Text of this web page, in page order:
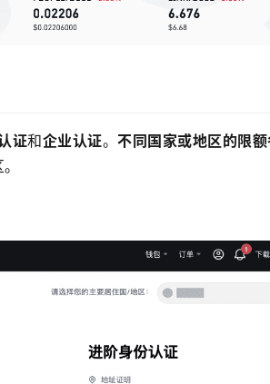
证和企业认证。 不同国家或地区的限